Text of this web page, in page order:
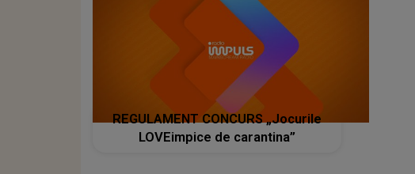
REGULAMENT CONCURS „Jocurile
LOVEimpice de carantina”